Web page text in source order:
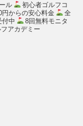
ル
初心者ゴルフコ
円からの安心料金
全
付中
8回無料モニタ
アカデミー